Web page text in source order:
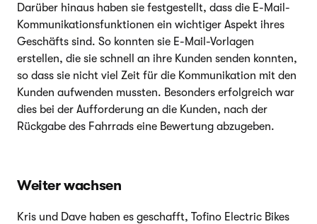
Darüber hinaus haben sie festgestellt, dass die E-Mail-
Kommunikationsfunktionen ein wichtiger Aspekt ihres
Geschäfts sind. So konnten sie E-Mail-Vorlagen
erstellen, die sie schnell an ihre Kunden senden konnten,
so dass sie nicht viel Zeit für die Kommunikation mit den
Kunden aufwenden mussten. Besonders erfolgreich war
dies bei der Aufforderung an die Kunden, nach der
Rückgabe des Fahrrads eine Bewertung abzugeben.
Weiter wachsen
Kris und Dave haben es geschafft, Tofino Electric Bikes